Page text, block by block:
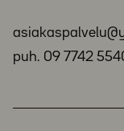
puh. 09 7742